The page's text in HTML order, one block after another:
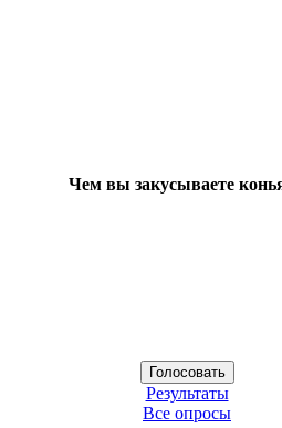
Чем вы закусываете
Результаты
Все опросы